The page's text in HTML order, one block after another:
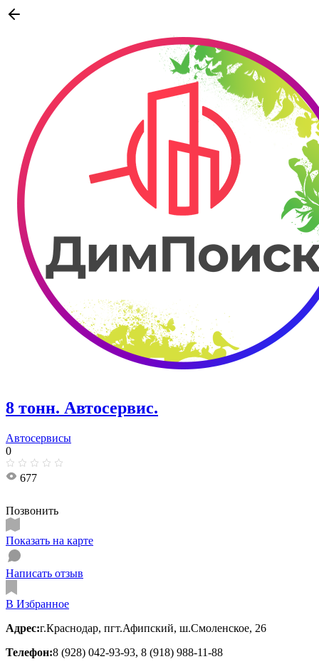
8 тонн. Автосервис.
Автосервисы
0
677
Позвонить
Показать на карте
Написать отзыв
В Избранное
Адрес:г.Краснодар, пгт.Афипский, ш.Смоленское, 26
Телефон:8 (928) 042-93-93, 8 (918) 988-11-88